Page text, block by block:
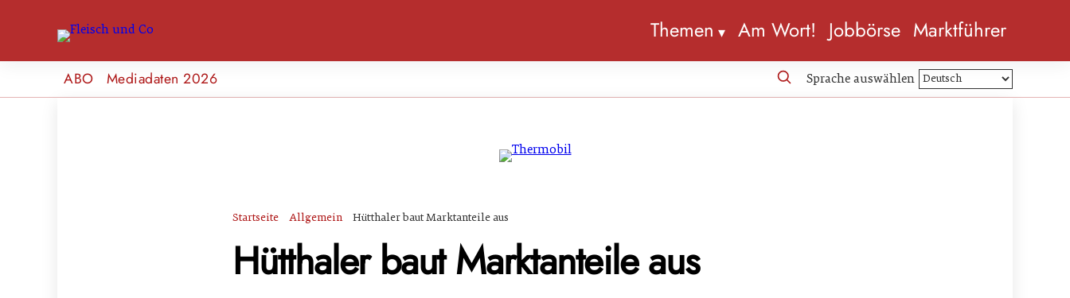
Themen Am Wort! Jobbörse Marktführer
ABO Mediadaten 2026 Sprache auswählen
Startseite Allgemein Hütthaler baut Marktanteile aus
Hütthaler baut Marktanteile aus